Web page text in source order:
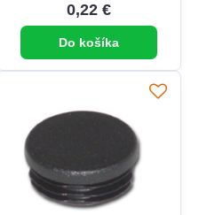
0,22 €
Do košíka